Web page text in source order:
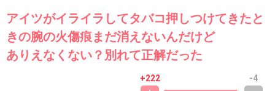
アイツがイライラしてタバコ押しつけてきたと
きの腕の火傷痕まだ消えないんだけど
ありえなくない？別れて正解だった
+222 -4